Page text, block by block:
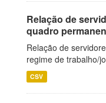
Relação de
quadro
Relação de
regime de trabalho/
CSV